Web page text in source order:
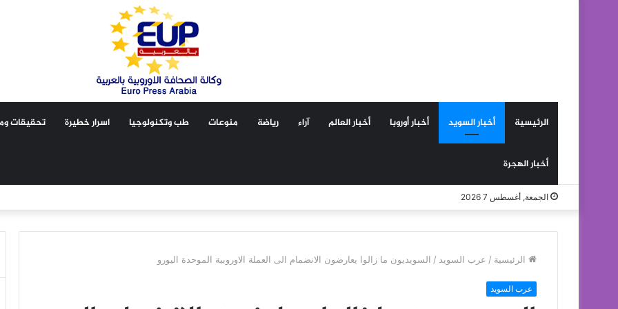
الرئيسية أخبار السويد أخبار أوروبا أخبار العالم آراء رياضة منوعات طب وتكنولوجيا اسرار خطيرة تحقيقات
أخبار الهجرة
الجمعة, أغسطس 7 2026
الرئيسية / عرب السويد / السويديون ما زالوا يعارضون الانضمام الى العملة الاوروبية الموحدة اليورو
عرب السويد